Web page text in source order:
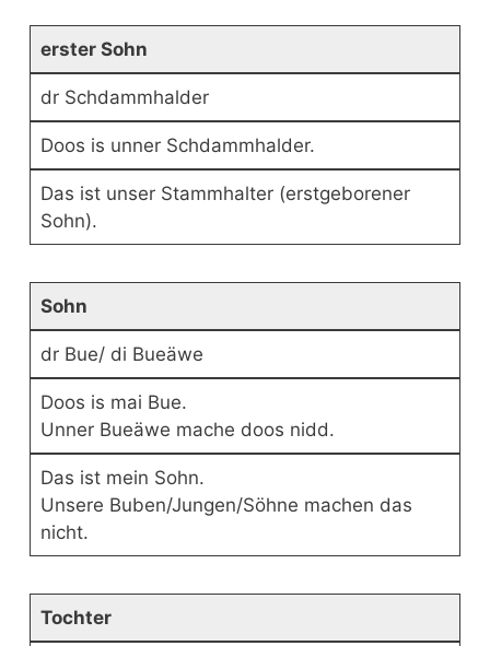
erster Sohn
dr Schdammhalder
Doos is unner Schdammhalder.
Das ist unser Stammhalter (erstgeborener
Sohn).
Sohn
dr Bue/ di Bueäwe
Doos is mai Bue.
Unner Bueäwe mache doos nidd.
Das ist mein Sohn.
Unsere Buben/Jungen/Söhne machen das
nicht.
Tochter